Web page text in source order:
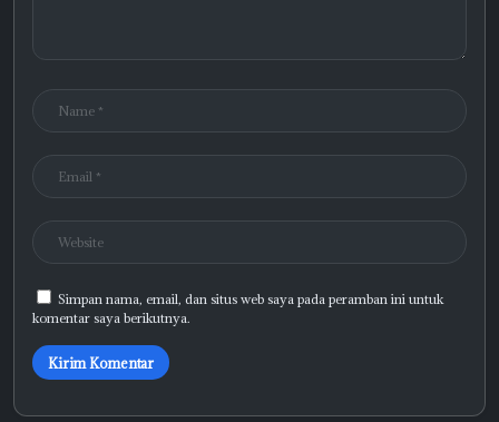
Simpan nama, email, dan situs web saya pada peramban ini untuk
komentar saya berikutnya.